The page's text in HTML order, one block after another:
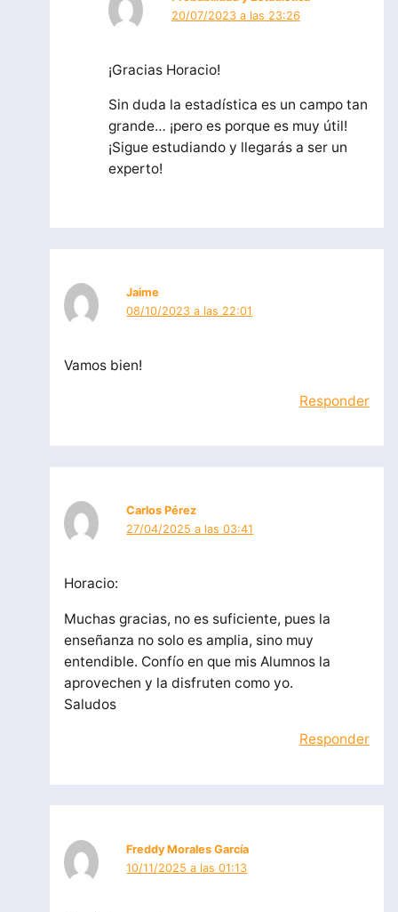
20/07/2023 a las 23:26
¡Gracias Horacio!
Sin duda la estadística es un campo tan
grande… ¡pero es porque es muy útil!
¡Sigue estudiando y llegarás a ser un
experto!
Jaime
08/10/2023 a las 22:01
Vamos bien!
Responder
Carlos Pérez
27/04/2025 a las 03:41
Horacio:
Muchas gracias, no es suficiente, pues la
enseñanza no solo es amplia, sino muy
entendible. Confío en que mis Alumnos la
aprovechen y la disfruten como yo.
Saludos
Responder
Freddy Morales García
10/11/2025 a las 01:13